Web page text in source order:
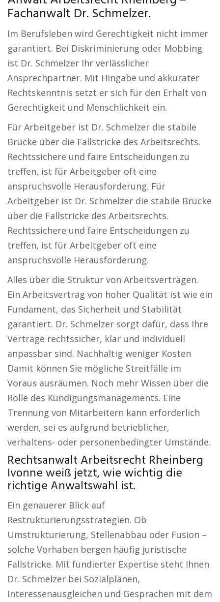
Fachanwalt Dr. Schmelzer.
Im Berufsleben wird Gerechtigkeit nicht immer
garantiert. Bei Diskriminierung oder Mobbing
ist Dr. Schmelzer Ihr verlässlicher
Ansprechpartner. Mit Hingabe und akkurater
Rechtskenntnis setzt er sich für den Erhalt von
Gerechtigkeit und Menschlichkeit ein.
Für Arbeitgeber ist Dr. Schmelzer die stabile
Brücke über die Fallstricke des Arbeitsrechts.
Rechtssichere und faire Entscheidungen zu
treffen, ist für Arbeitgeber oft eine
anspruchsvolle Herausforderung. Für
Arbeitgeber ist Dr. Schmelzer die stabile Brücke
über die Fallstricke des Arbeitsrechts.
Rechtssichere und faire Entscheidungen zu
treffen, ist für Arbeitgeber oft eine
anspruchsvolle Herausforderung.
Alles über die Struktur von Arbeitsverträgen.
Ein Arbeitsvertrag von hoher Qualität ist wie ein
Fundament, das Sicherheit und Stabilität
garantiert. Dr. Schmelzer sorgt dafür, dass Ihre
Verträge rechtssicher, klar und individuell
anpassbar sind. Nachhaltig weniger Kosten
Damit können Sie mögliche Streitfälle im
Voraus ausräumen. Noch mehr Wissen über die
Rolle des Kündigungsmanagements. Eine
Trennung von Mitarbeitern kann erforderlich
werden, sei es aufgrund betrieblicher,
verhaltens- oder personenbedingter Umstände.
Rechtsanwalt Arbeitsrecht Rheinberg
Ivonne weiß jetzt, wie wichtig die
richtige Anwaltswahl ist.
Ein genauerer Blick auf
Restrukturierungsstrategien. Ob
Umstrukturierung, Stellenabbau oder Fusion –
solche Vorhaben bergen häufig juristische
Fallstricke. Mit fundierter Expertise steht Ihnen
Dr. Schmelzer bei Sozialplänen,
Interessenausgleichen und Gesprächen mit dem